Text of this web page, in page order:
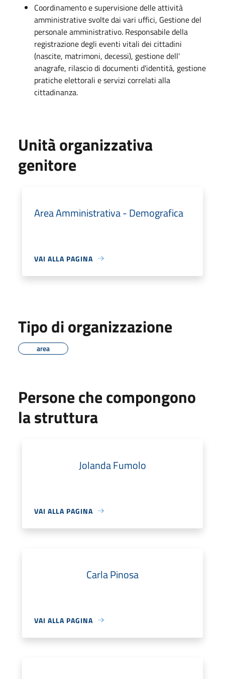
Coordinamento e supervisione delle attività
amministrative svolte dai vari uffici, Gestione del
personale amministrativo. Responsabile della
registrazione degli eventi vitali dei cittadini
(nascite, matrimoni, decessi), gestione dell'
anagrafe, rilascio di documenti d'identità, gestione
pratiche elettorali e servizi correlati alla
cittadinanza.
Unità organizzativa
genitore
Area Amministrativa - Demografica
VAI ALLA PAGINA
Tipo di organizzazione
area
Persone che compongono
la struttura
Jolanda Fumolo
VAI ALLA PAGINA
Carla Pinosa
VAI ALLA PAGINA